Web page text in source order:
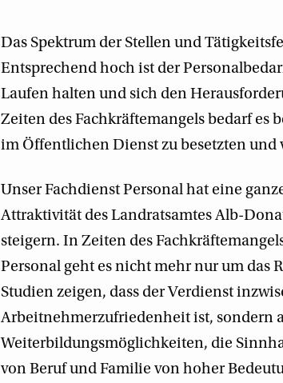
Das Spektrum der Stellen und
Entsprechend hoch ist der
Laufen halten und sich den
Zeiten des Fachkräftemangels bedarf es
im Öffentlichen Dienst zu besetzten und
Unser Fachdienst Personal hat eine
Attraktivität des Landratsamtes Alb-
steigern. In Zeiten des
Personal geht es nicht mehr nur um
Studien zeigen, dass der Verdienst
Arbeitnehmerzufriedenheit ist, sondern
Weiterbildungsmöglichkeiten, die
von Beruf und Familie von hoher